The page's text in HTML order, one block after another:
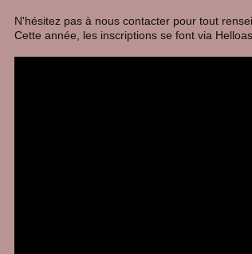
N'hésitez pas à nous contacter pour tout
Cette année, les inscriptions se font via